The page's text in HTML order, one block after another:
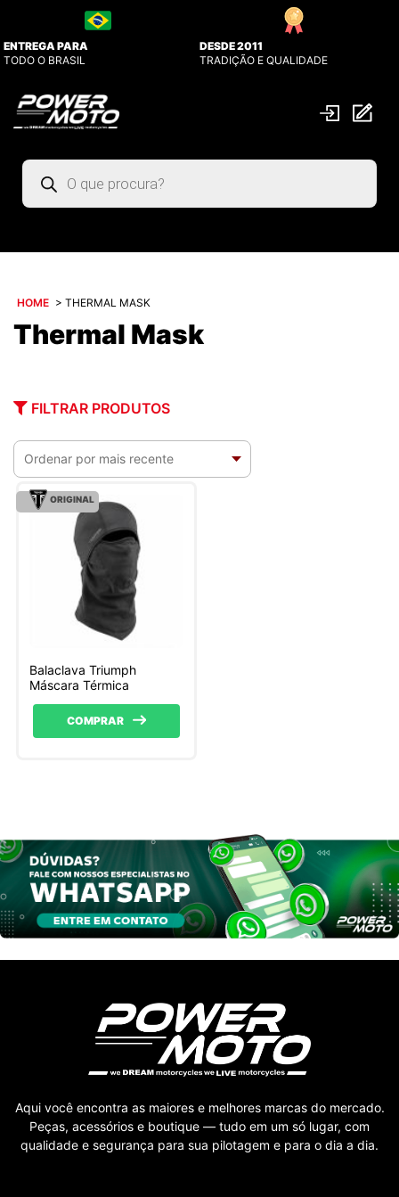
ENTREGA PARA
TODO O BRASIL
DESDE 2011
TRADIÇÃO E QUALIDADE
Pesquisar
produtos
HOME > THERMAL MASK
Thermal Mask
FILTRAR PRODUTOS
ORIGINAL
Balaclava Triumph
Máscara Térmica
COMPRAR
Aqui você encontra as maiores e melhores marcas do mercado.
Peças, acessórios e boutique — tudo em um só lugar, com
qualidade e segurança para sua pilotagem e para o dia a dia.